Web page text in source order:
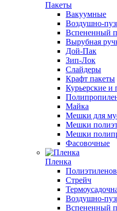
Пакеты
Вакуумные
Воздушно-
Вспененный
Вырубная
Дой-Пак
Зип-Лок
Слайдеры
Крафт пакеты
Курьерские и
Майка
Мешки для
Мешки
Мешки
Фасовочные
Пленка
Стрейч
Воздушно-
Вспененный